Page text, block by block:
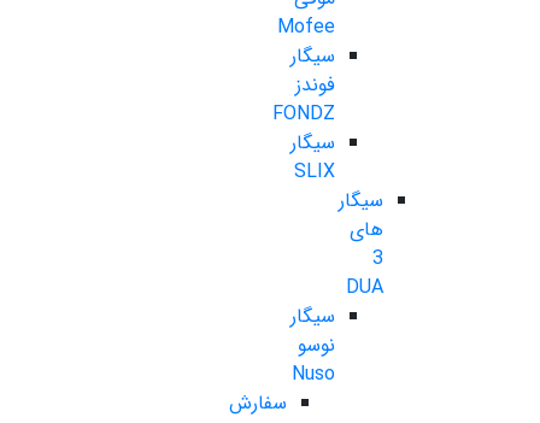
Mofee
سیگار
فوندز
FONDZ
سیگار
SLIX
سیگار
های
3
DUA
سیگار
نوسو
Nuso
سفارش